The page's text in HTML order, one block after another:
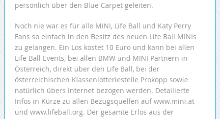
persönlich über den Blue Carpet geleiten.
Noch nie war es für alle MINI, Life Ball und Katy Perry
Fans so einfach in den Besitz des neuen Life Ball MINIs
zu gelangen. Ein Los kostet 10 Euro und kann bei allen
Life Ball Events, bei allen BMW und MINI Partnern in
Österreich, direkt über den Life Ball, bei der
österreichischen Klassenlotteriestelle Prokopp sowie
natürlich übers Internet bezogen werden. Detailierte
Infos in Kürze zu allen Bezugsquellen auf www.mini.at
und www.lifeball.org. Der gesamte Erlös aus der